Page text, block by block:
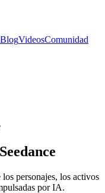
BlogVideosComunidad
personajes, los activos
por IA.